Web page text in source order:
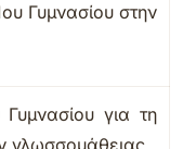
Γυμνασίου στην
για τη